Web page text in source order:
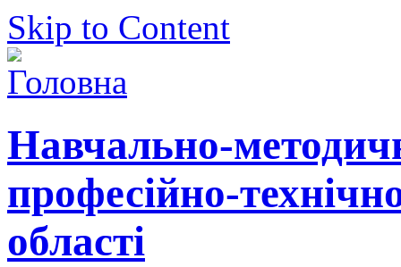
Skip to Content
Навчально-
професійно-
області